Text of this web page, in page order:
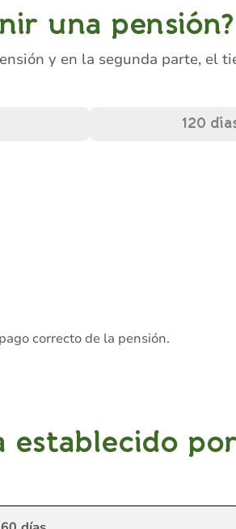
una pensión?
y en la segunda parte, el
120
correcto de la pensión.
establecido